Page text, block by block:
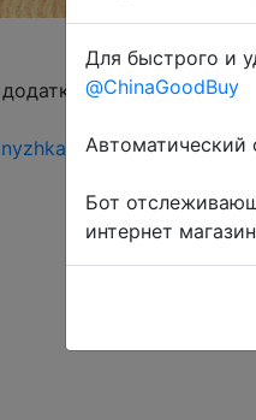
через розділ
Для быстрого и
@ChinaGoodBuy
Автоматический
Бот
интернет